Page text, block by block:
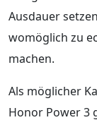
Ausdauer
womöglich zu
machen.
Als möglicher
Honor Power 3